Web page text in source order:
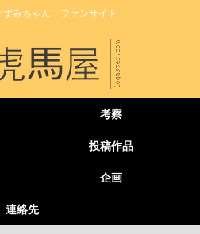
ずみちゃん ファンサイト
考察
投稿作品
企画
連絡先